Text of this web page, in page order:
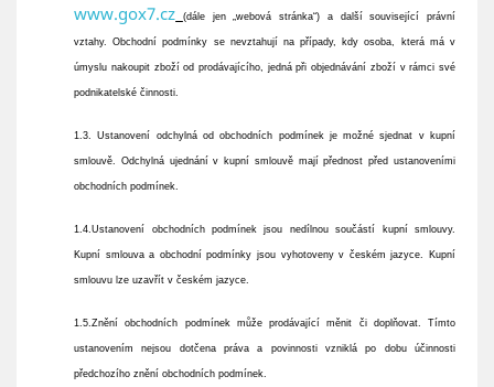
www.gox7.cz (dále jen „webová stránka“) a další související právní
vztahy. Obchodní podmínky se nevztahují na případy, kdy osoba, která má v
úmyslu nakoupit zboží od prodávajícího, jedná při objednávání zboží v rámci své
podnikatelské činnosti.
1.3. Ustanovení odchylná od obchodních podmínek je možné sjednat v kupní
smlouvě. Odchylná ujednání v kupní smlouvě mají přednost před ustanoveními
obchodních podmínek.
1.4.Ustanovení obchodních podmínek jsou nedílnou součástí kupní smlouvy.
Kupní smlouva a obchodní podmínky jsou vyhotoveny v českém jazyce. Kupní
smlouvu lze uzavřít v českém jazyce.
1.5.Znění obchodních podmínek může prodávající měnit či doplňovat. Tímto
ustanovením nejsou dotčena práva a povinnosti vzniklá po dobu účinnosti
předchozího znění obchodních podmínek.